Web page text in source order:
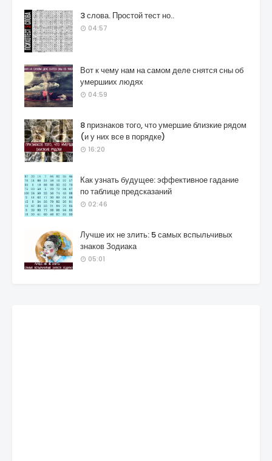
3 слова. Простой тест но..
04:57
Вот к чему нам на самом деле снятся сны об
умершиих людях
04:59
8 признаков того, что умершие близкие рядом
(и у них все в порядке)
16:20
Как узнать будущее: эффективное гадание
по таблице предсказаний
02:46
Лучше их не злить: 5 самых вспыльчивых
знаков Зодиака
05:01